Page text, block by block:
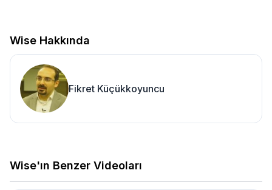
Wise Hakkında
Fikret Küçükkoyuncu
Wise'ın Benzer Videoları